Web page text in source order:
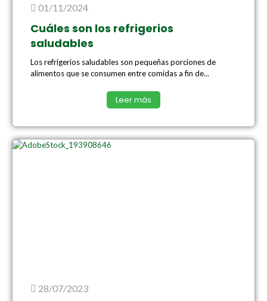
01/11/2024
Cuáles son los refrigerios
saludables
Los refrigerios saludables son pequeñas porciones de
alimentos que se consumen entre comidas a fin de...
Leer más
28/07/2023